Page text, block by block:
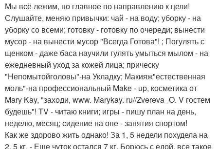
Мы всё лежим, но главное по направлению к цели!
Слушайте, меняю привычки: чай - на воду; уборку - на
уборку со всеми; готовку - готовку по очереди; вынести
мусор - на вынести мусор "Всегда Готова"! ; Погулять с
щенком - даже баса научили гулять умыться мылом - на
ежедневный уход за кожей лица; прическу
"Непомытойголовы"-на Укладку; Макияж"естественная
моль"-на профессиональный Make - up, косметика от
Mary Kay, "заходи, www. Marykay. ru//Zvereva_O. V гостем
будешь"! TV - читаю книги; игры - пишу план на день,
неделю, месяц; сидение на опе - занятия спортом!
Как же здорово жить однако! За 1, 5 недели похудела на
2, 5 кг. - Еще чуток остался 7 кг. Борюсь с едой, все такое